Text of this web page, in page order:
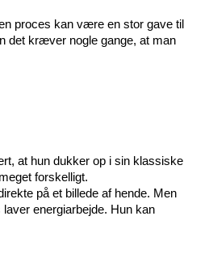
proces kan være en stor gave til
det kræver nogle gange, at man
at hun dukker op i sin klassiske
forskelligt.
på et billede af hende. Men
energiarbejde. Hun kan